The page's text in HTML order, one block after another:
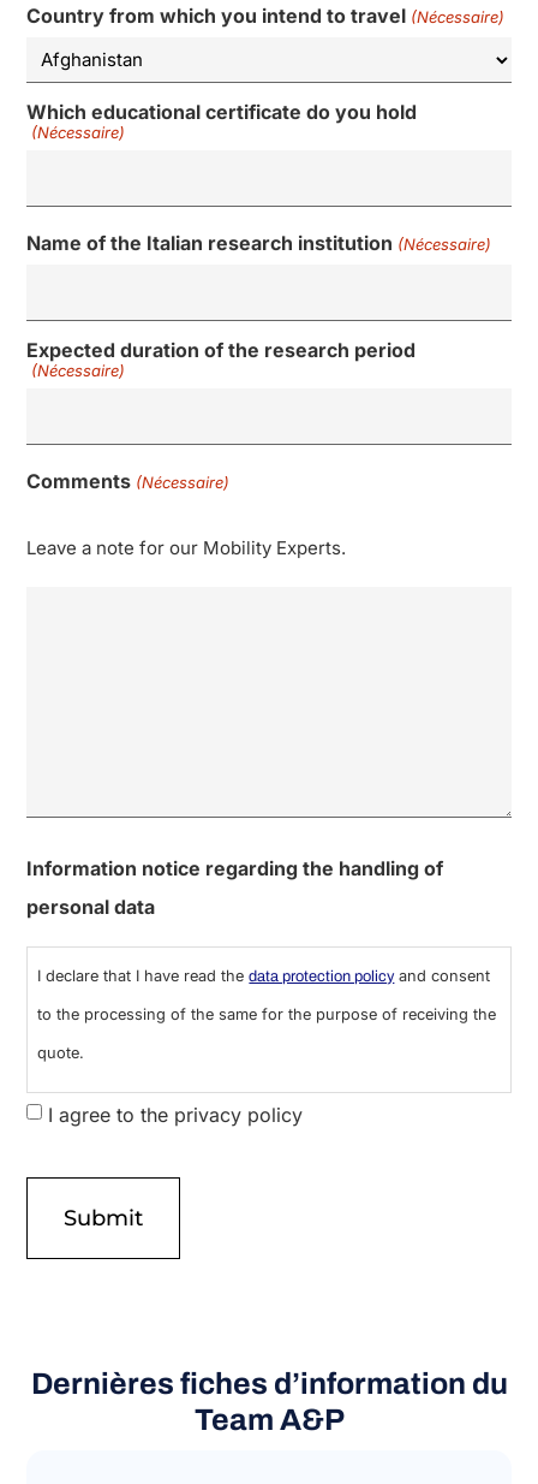
Country from which you intend to travel (Nécessaire)
Which educational certificate do you hold
(Nécessaire)
Name of the Italian research institution (Nécessaire)
Expected duration of the research period
(Nécessaire)
Comments (Nécessaire)
Leave a note for our Mobility Experts.
Information notice regarding the handling of
personal data
I declare that I have read thedata protection policyand consent
to the processing of the same for the purpose of receiving the
quote.
I agree to the privacy policy
Dernières fiches d’information du
Team A&P